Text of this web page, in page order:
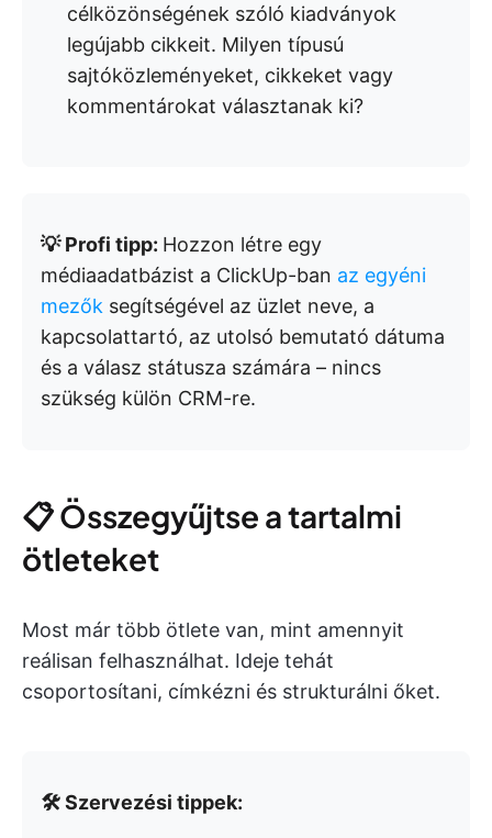
célközönségének szóló kiadványok
legújabb cikkeit. Milyen típusú
sajtóközleményeket, cikkeket vagy
kommentárokat választanak ki?
💡 Profi tipp: Hozzon létre egy
médiaadatbázist a ClickUp-ban az egyéni
mezők segítségével az üzlet neve, a
kapcsolattartó, az utolsó bemutató dátuma
és a válasz státusza számára – nincs
szükség külön CRM-re.
📋 Összegyűjtse a tartalmi
ötleteket
Most már több ötlete van, mint amennyit
reálisan felhasználhat. Ideje tehát
csoportosítani, címkézni és strukturálni őket.
🛠️ Szervezési tippek: